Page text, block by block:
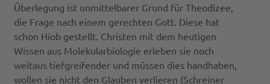
Überlegung ist unmittelbarer Grund für Theodizee,
die Frage nach einem gerechten Gott. Diese hat
schon Hiob gestellt. Christen mit dem heutigen
Wissen aus Molekularbiologie erleben sie noch
weitaus tiefgreifender und müssen dies handhaben,
wollen sie nicht den Glauben verlieren (Schreiner